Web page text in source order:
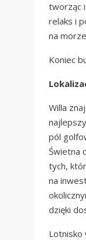
tworząc
relaks i
na
Koniec
Willa
pól
Świetna
tych,
na
dzięki
Lotnisko